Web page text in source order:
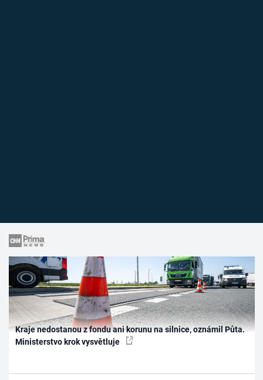
Kraje nedostanou z fondu ani korunu na silnice, oznámil Půta.
Ministerstvo krok vysvětluje